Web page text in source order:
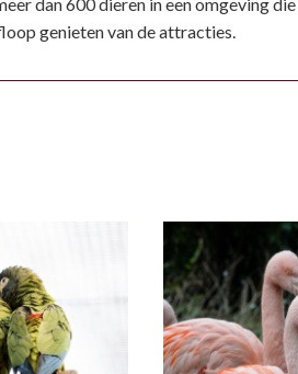
genieten van de attracties.